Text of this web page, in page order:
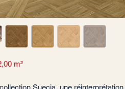
m²